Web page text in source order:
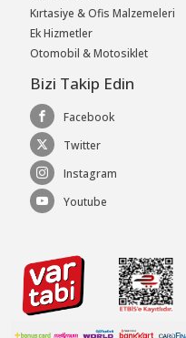
Kırtasiye & Ofis Malzemeleri
Ek Hizmetler
Otomobil & Motosiklet
Bizi Takip Edin
Facebook
Twitter
Instagram
Youtube